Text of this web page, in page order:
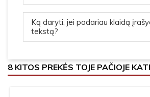
Ką daryti, jei padariau klaidą
tekstą?
8 KITOS PREKĖS TOJE PAČIOJE